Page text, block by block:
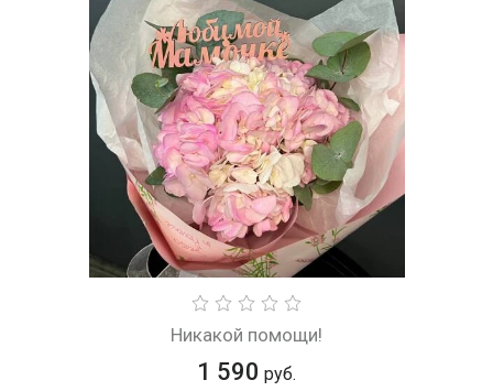
Никакой помощи!
1 590 руб.